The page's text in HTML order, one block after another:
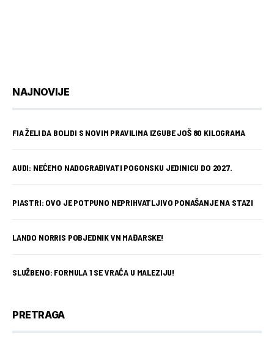
NAJNOVIJE
FIA ŽELI DA BOLIDI S NOVIM PRAVILIMA IZGUBE JOŠ 80 KILOGRAMA
AUDI: NEĆEMO NADOGRAĐIVATI POGONSKU JEDINICU DO 2027.
PIASTRI: OVO JE POTPUNO NEPRIHVATLJIVO PONAŠANJE NA STAZI
LANDO NORRIS POBJEDNIK VN MAĐARSKE!
SLUŽBENO: FORMULA 1 SE VRAĆA U MALEZIJU!
PRETRAGA